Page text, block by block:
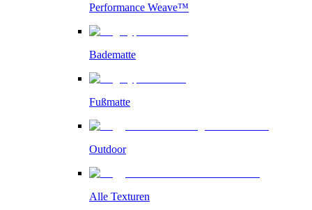
Performance Weave™
Badematte
Fußmatte
Outdoor
Alle Texturen